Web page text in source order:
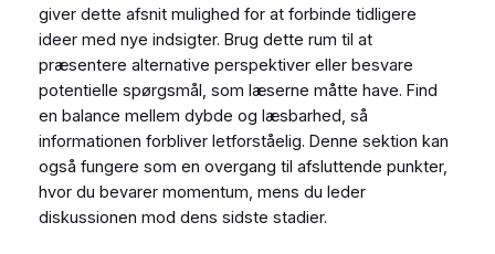
giver dette afsnit mulighed for at forbinde tidligere
ideer med nye indsigter. Brug dette rum til at
præsentere alternative perspektiver eller besvare
potentielle spørgsmål, som læserne måtte have. Find
en balance mellem dybde og læsbarhed, så
informationen forbliver letforståelig. Denne sektion kan
også fungere som en overgang til afsluttende punkter,
hvor du bevarer momentum, mens du leder
diskussionen mod dens sidste stadier.